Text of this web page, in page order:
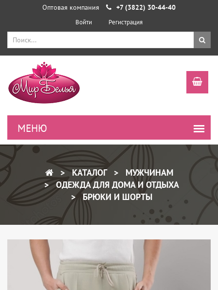
Оптовая компания +7 (3822) 30-44-40
Войти Регистрация
КАТАЛОГ
МУЖЧИНАМ
ОДЕЖДА ДЛЯ ДОМА И ОТДЫХА
БРЮКИ И ШОРТЫ